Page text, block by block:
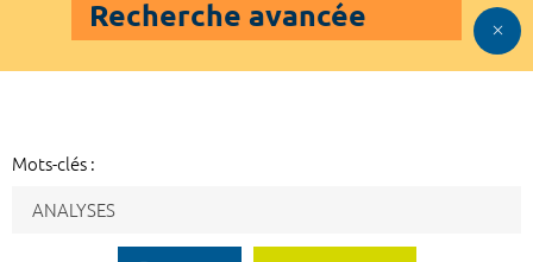
Recherche avancée
Mots-clés :